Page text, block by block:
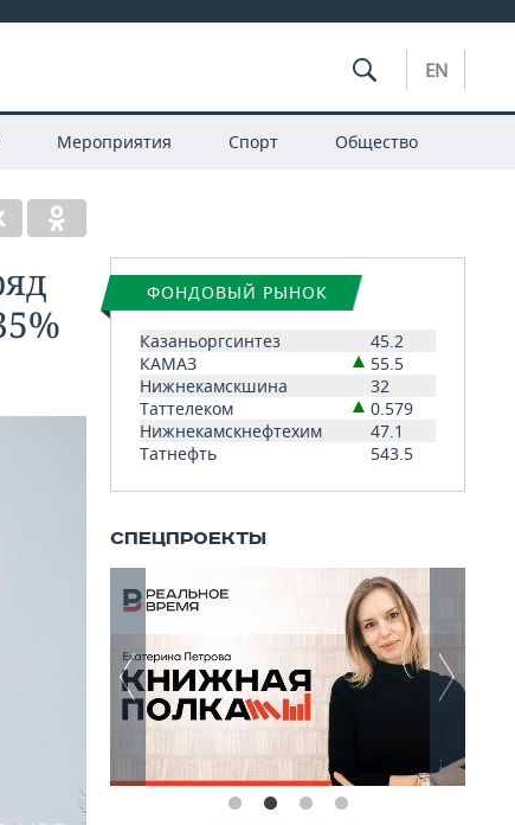
EN
Мероприятия Спорт Общество
ФОНДОВЫЙ РЫНОК
Казаньоргсинтез
45.2
КАМАЗ
55.5
Нижнекамскшина
32
Таттелеком
0.579
Нижнекамскнефтехим
47.1
Татнефть
543.5